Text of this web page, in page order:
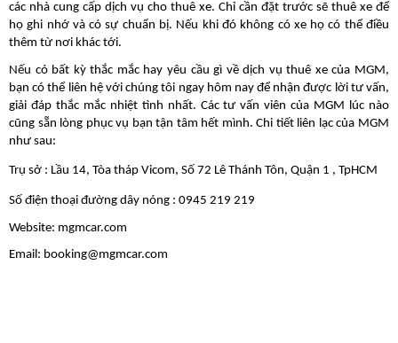
các nhà cung cấp dịch vụ cho thuê xe. Chỉ cần đặt trước sẽ thuê xe để
họ ghi nhớ và có sự chuẩn bị. Nếu khi đó không có xe họ có thể điều
thêm từ nơi khác tới.
Nếu có bất kỳ thắc mắc hay yêu cầu gì về dịch vụ thuê xe của MGM,
bạn có thể liên hệ với chúng tôi ngay hôm nay để nhận được lời tư vấn,
giải đáp thắc mắc nhiệt tình nhất. Các tư vấn viên của MGM lúc nào
cũng sẵn lòng phục vụ bạn tận tâm hết mình. Chi tiết liên lạc của MGM
như sau:
Trụ sở : Lầu 14, Tòa tháp Vicom, Số 72 Lê Thánh Tôn, Quận 1 , TpHCM
Số điện thoại đường dây nóng : 0945 219 219
Website: mgmcar.com
Email: booking@mgmcar.com